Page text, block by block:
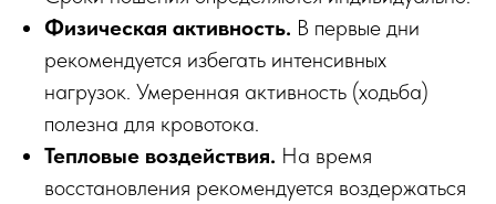
Физическая активность. В первые дни
рекомендуется избегать интенсивных
нагрузок. Умеренная активность (ходьба)
полезна для кровотока.
Тепловые воздействия. На время
восстановления рекомендуется воздержаться